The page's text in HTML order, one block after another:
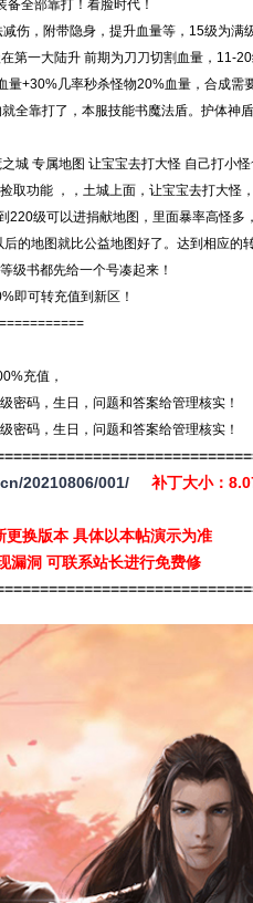
全部靠打！看脸时代！
伤，附带隐身，提升血量等，15级为满
第一大陆升 前期为刀刀切割血量，11-
量+30%几率秒杀怪物20%血量，合成需
全靠打了，本服技能书魔法盾。护体神
城 专属地图 让宝宝去打大怪 自己打小怪
取功能 ，，土城上面，让宝宝去打大怪
220级可以进捐献地图，里面暴率高怪
的地图就比公益地图好了。达到相应的
级书都先给一个号凑起来！
即可转充值到新区！
充值，
密码，生日，问题和答案给管理核实！
密码，生日，问题和答案给管理核实！
20210806/001/ 补丁大小：
换版本 具体以本帖演示为准
漏洞 可联系站长进行免费修